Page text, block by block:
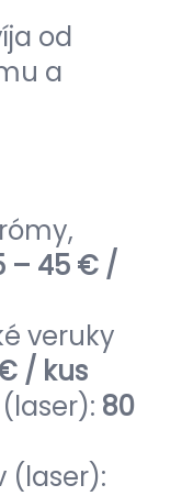
od
a
– 45 € /
veruky
/ kus
80
(laser):